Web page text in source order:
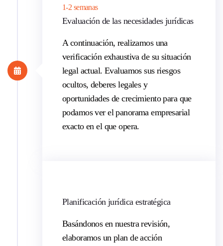
1-2 semanas
Evaluación de las necesidades jurídicas
A continuación, realizamos una
verificación exhaustiva de su situación
legal actual. Evaluamos sus riesgos
ocultos, deberes legales y
oportunidades de crecimiento para que
podamos ver el panorama empresarial
exacto en el que opera.
Planificación jurídica estratégica
Basándonos en nuestra revisión,
elaboramos un plan de acción